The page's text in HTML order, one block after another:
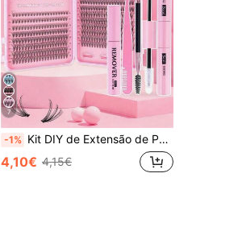
7
-1% Kit DIY de Extensão de Pestanas Postiças em Cluster D-Curl 640 peças, Comprimento Misto 8-16 mm, Curvatura Mista 10D-80D, com Cola, Selante e Ferramentas para Pestanas, Adequado para Uso Diário, Festa e Viagem, Presente Perfeito para Família e Amigos, Estético
4,10€ 4,15€